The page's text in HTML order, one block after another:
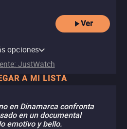
Ver
opciones
: JustWatch
A MI LISTA
en Dinamarca confronta
en un documental
emotivo y bello.